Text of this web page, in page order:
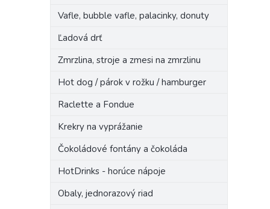
Vafle, bubble vafle, palacinky, donuty
Ľadová drť
Zmrzlina, stroje a zmesi na zmrzlinu
Hot dog / párok v rožku / hamburger
Raclette a Fondue
Krekry na vyprážanie
Čokoládové fontány a čokoláda
HotDrinks - horúce nápoje
Obaly, jednorazový riad